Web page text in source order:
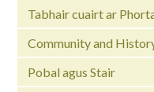
Tabhair cuairt ar
Community and
Pobal agus Stair